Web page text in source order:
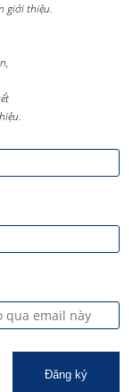
giới thiệu.
Đăng ký